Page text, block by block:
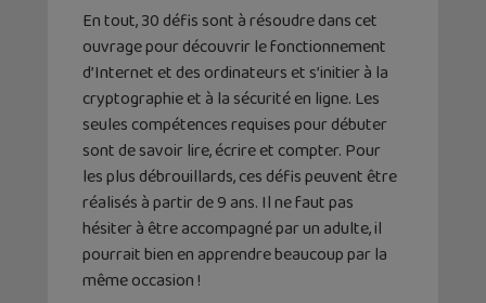
En tout, 30 défis sont à résoudre dans cet
ouvrage pour découvrir le fonctionnement
d’Internet et des ordinateurs et s’initier à la
cryptographie et à la sécurité en ligne. Les
seules compétences requises pour débuter
sont de savoir lire, écrire et compter. Pour
les plus débrouillards, ces défis peuvent être
réalisés à partir de 9 ans. Il ne faut pas
hésiter à être accompagné par un adulte, il
pourrait bien en apprendre beaucoup par la
même occasion !